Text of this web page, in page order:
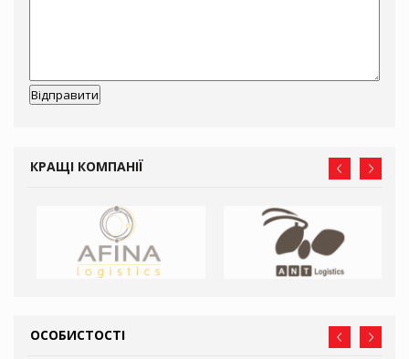
КРАЩІ КОМПАНІЇ
ОСОБИСТОСТІ